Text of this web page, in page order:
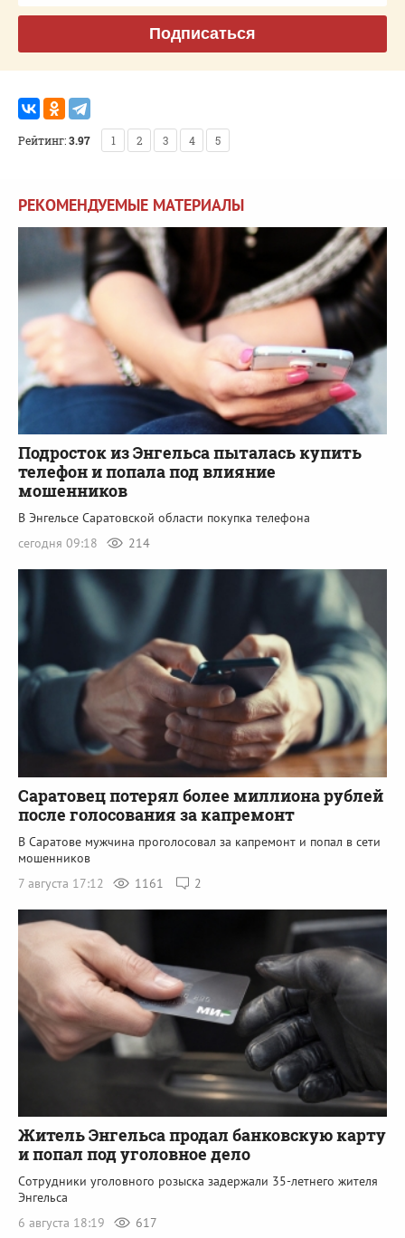
Подписаться
Рейтинг:3.97 1 2 3 4 5
РЕКОМЕНДУЕМЫЕ МАТЕРИАЛЫ
Подросток из Энгельса пыталась купить
телефон и попала под влияние
мошенников
В Энгельсе Саратовской области покупка телефона
сегодня 09:18
214
Саратовец потерял более миллиона рублей
после голосования за капремонт
В Саратове мужчина проголосовал за капремонт и попал в сети
мошенников
7 августа 17:12
1161 2
Житель Энгельса продал банковскую карту
и попал под уголовное дело
Сотрудники уголовного розыска задержали 35-летнего жителя
Энгельса
6 августа 18:19
617